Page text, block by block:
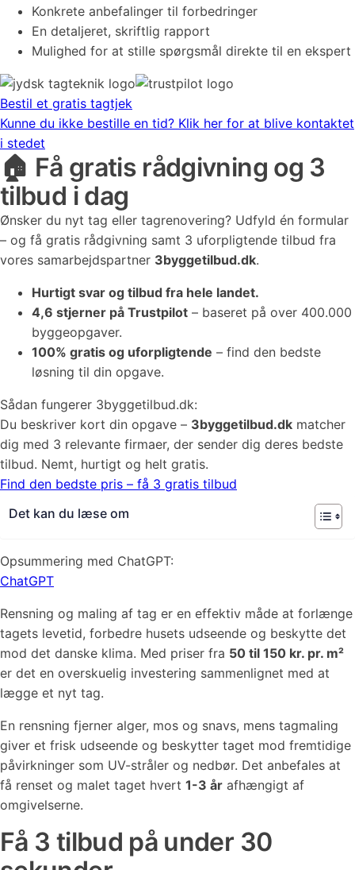
Konkrete anbefalinger til forbedringer
En detaljeret, skriftlig rapport
Mulighed for at stille spørgsmål direkte til en ekspert
Bestil et gratis tagtjek
Kunne du ikke bestille en tid? Klik her for at blive kontaktet
i stedet
🏠 Få gratis rådgivning og 3
tilbud i dag
Ønsker du nyt tag eller tagrenovering? Udfyld én formular
– og få gratis rådgivning samt 3 uforpligtende tilbud fra
vores samarbejdspartner 3byggetilbud.dk.
Hurtigt svar og tilbud fra hele landet.
4,6 stjerner på Trustpilot – baseret på over 400.000
byggeopgaver.
100% gratis og uforpligtende – find den bedste
løsning til din opgave.
Sådan fungerer 3byggetilbud.dk:
Du beskriver kort din opgave – 3byggetilbud.dk matcher
dig med 3 relevante firmaer, der sender dig deres bedste
tilbud. Nemt, hurtigt og helt gratis.
Find den bedste pris – få 3 gratis tilbud
Det kan du læse om
Opsummering med ChatGPT:
ChatGPT
Rensning og maling af tag er en effektiv måde at forlænge
tagets levetid, forbedre husets udseende og beskytte det
mod det danske klima. Med priser fra 50 til 150 kr. pr. m²
er det en overskuelig investering sammenlignet med at
lægge et nyt tag.
En rensning fjerner alger, mos og snavs, mens tagmaling
giver et frisk udseende og beskytter taget mod fremtidige
påvirkninger som UV-stråler og nedbør. Det anbefales at
få renset og malet taget hvert 1-3 år afhængigt af
omgivelserne.
Få 3 tilbud på under 30